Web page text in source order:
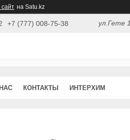
на Satu.kz
+7 (777) 008-75-38 ул.Гете
КОНТАКТЫ ИНТЕРХИМ